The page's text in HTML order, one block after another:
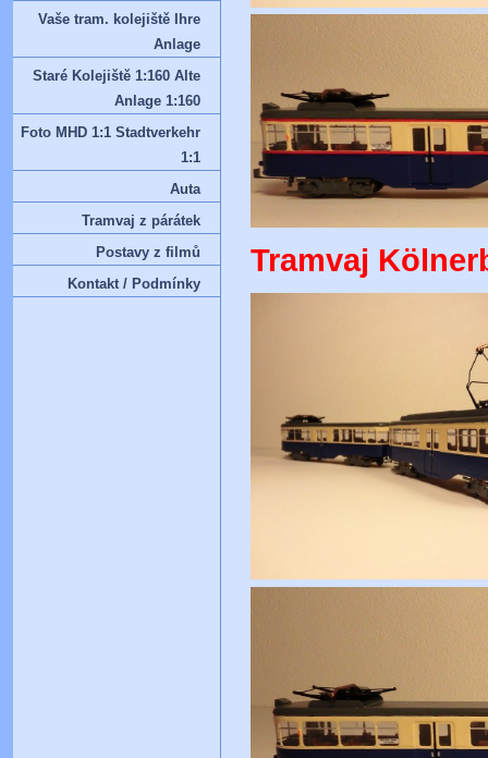
Tramvaj
Vaše tram. kolejiště Ihre
Anlage
Staré Kolejiště 1:160 Alte
Anlage 1:160
Foto MHD 1:1 Stadtverkehr
1:1
Auta
Tramvaj z párátek
Postavy z filmů
Kontakt / Podmínky